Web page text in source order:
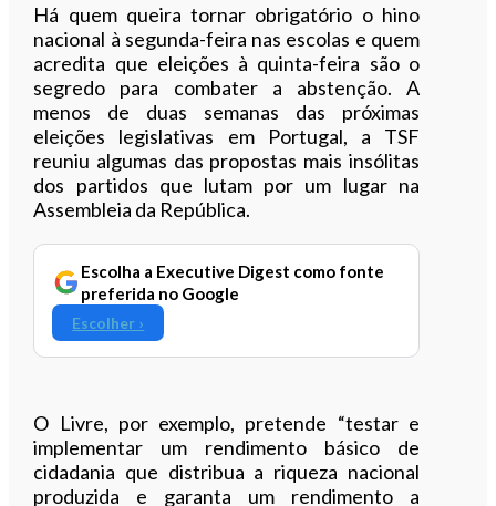
Há quem queira tornar obrigatório o hino
nacional à segunda-feira nas escolas e quem
acredita que eleições à quinta-feira são o
segredo para combater a abstenção. A
menos de duas semanas das próximas
eleições legislativas em Portugal, a TSF
reuniu algumas das propostas mais insólitas
dos partidos que lutam por um lugar na
Assembleia da República.
Escolha a Executive Digest como fonte
preferida no Google
Escolher ›
O Livre, por exemplo, pretende “testar e
implementar um rendimento básico de
cidadania que distribua a riqueza nacional
produzida e garanta um rendimento a